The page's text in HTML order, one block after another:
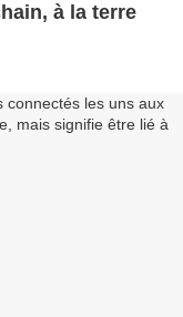
à la terre